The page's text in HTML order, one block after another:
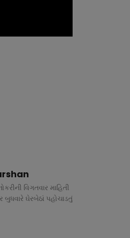
વિગતવાર માહિતી
બુધવારે ઘેરબેઠાં પહોચાડતું